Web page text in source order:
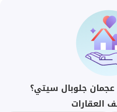
جلوبال سيتي؟
العقارات